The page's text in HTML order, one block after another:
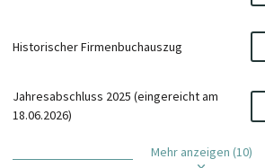
Historischer Firmenbuchauszug
Jahresabschluss 2025 (eingereicht am
18.06.2026)
Mehr anzeigen (10)